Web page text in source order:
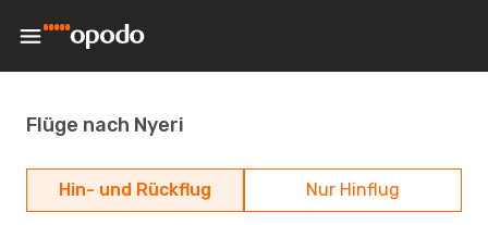
Flüge nach Nyeri
Hin- und Rückflug Nur Hinflug